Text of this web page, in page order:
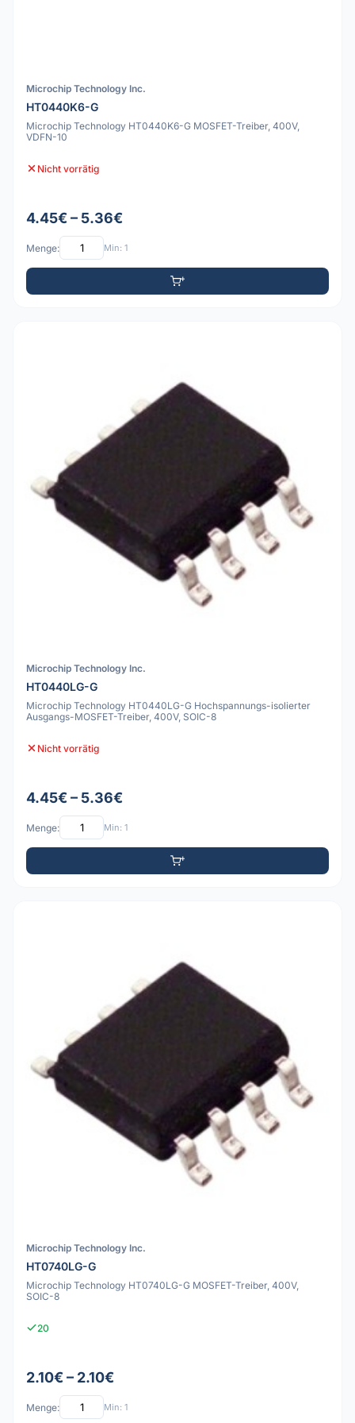
Microchip Technology Inc.
HT0440K6-G
Microchip Technology HT0440K6-G MOSFET-Treiber, 400V,
VDFN-10
Nicht vorrätig
4.45€ – 5.36€
Menge: Min: 1
Microchip Technology Inc.
HT0440LG-G
Microchip Technology HT0440LG-G Hochspannungs-isolierter
Ausgangs-MOSFET-Treiber, 400V, SOIC-8
Nicht vorrätig
4.45€ – 5.36€
Menge: Min: 1
Microchip Technology Inc.
HT0740LG-G
Microchip Technology HT0740LG-G MOSFET-Treiber, 400V,
SOIC-8
20
2.10€ – 2.10€
Menge: Min: 1